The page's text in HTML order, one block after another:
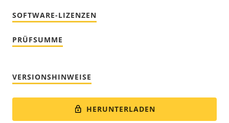
SOFTWARE-LIZENZEN
PRÜFSUMME
VERSIONSHINWEISE
HERUNTERLADEN